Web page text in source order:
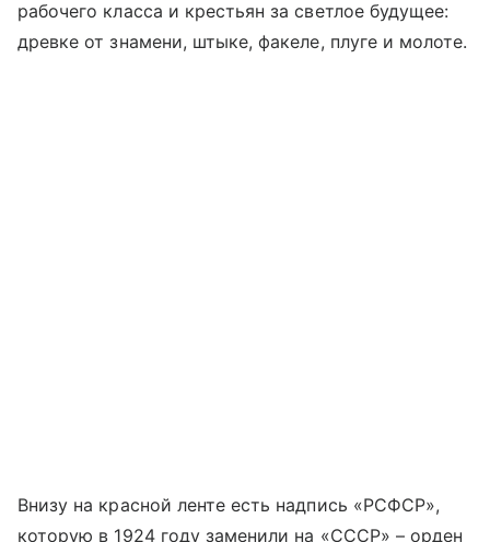
рабочего класса и крестьян за светлое будущее:
древке от знамени, штыке, факеле, плуге и молоте.
Внизу на красной ленте есть надпись «РСФСР»,
которую в 1924 году заменили на «СССР» – орден